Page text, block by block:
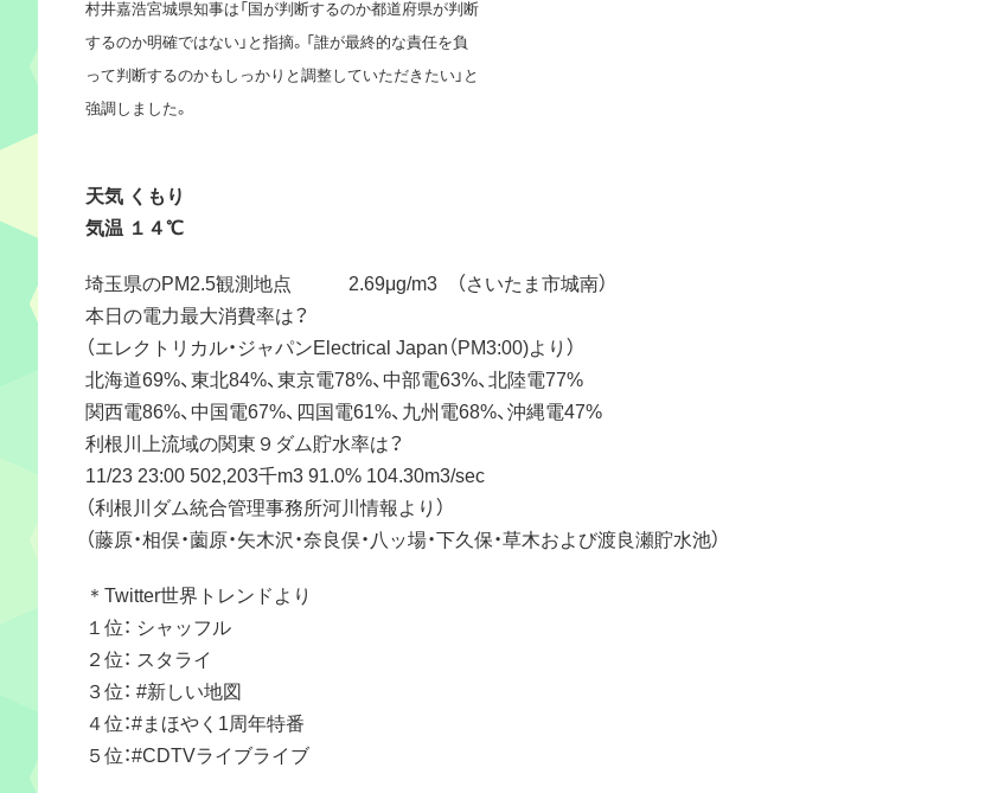
村井嘉浩宮城県知事は「国が判断するのか都道府県が判断
するのか明確ではない」と指摘。「誰が最終的な責任を負
って判断するのかもしっかりと調整していただきたい」と
強調しました。
天気 くもり
気温 １４℃
埼玉県のPM2.5観測地点 2.69μg/m3 （さいたま市城南）
本日の電力最大消費率は？
（エレクトリカル・ジャパンElectrical Japan（PM3:00)より）
北海道69%、東北84%、東京電78%、中部電63%、北陸電77%
関西電86%、中国電67%、四国電61%、九州電68%、沖縄電47%
利根川上流域の関東９ダム貯水率は？
11/23 23:00 502,203千m3 91.0% 104.30m3/sec
（利根川ダム統合管理事務所河川情報より）
（藤原・相俣・薗原・矢木沢・奈良俣・八ッ場・下久保・草木および渡良瀬貯水池）
＊Twitter世界トレンドより
１位： シャッフル
２位： スタライ
３位： #新しい地図
４位：#まほやく1周年特番
５位：#CDTVライブライブ